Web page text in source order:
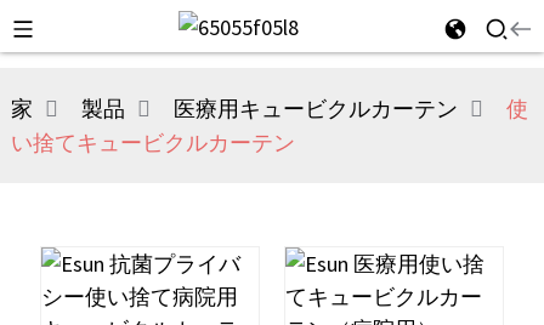
家 製品 医療用キュービクルカーテン
使
い捨てキュービクルカーテン